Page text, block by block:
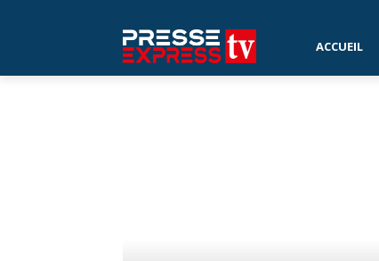
ACCUEIL
Accueil International
INTERNATIONAL